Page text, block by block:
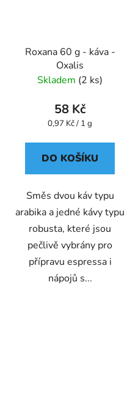
Roxana 60 g - káva -
Oxalis
Skladem (2 ks)
58 Kč
Měrná
0,97 Kč / 1 g
DO KOŠÍKU
Směs dvou káv typu
arabika a jedné kávy typu
robusta, které jsou
pečlivě vybrány pro
přípravu espressa i
nápojů s...